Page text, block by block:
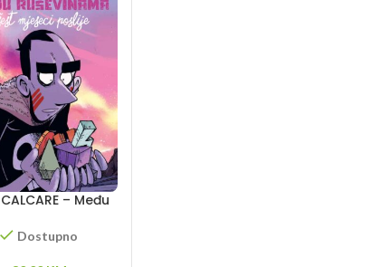
– Među
mjeseci poslije
Dostupno